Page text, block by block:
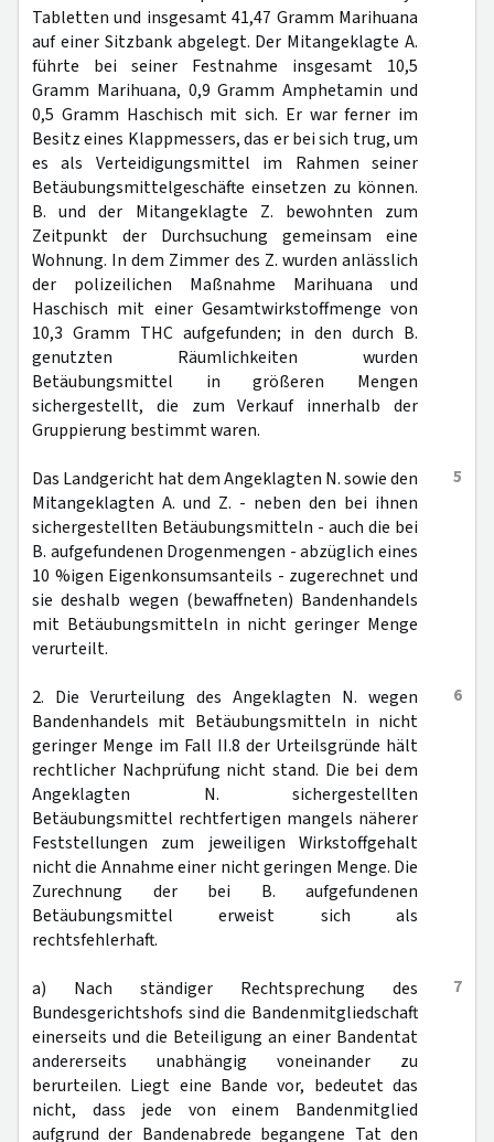
Tabletten und insgesamt 41,47 Gramm Marihuana
auf einer Sitzbank abgelegt. Der Mitangeklagte A.
führte bei seiner Festnahme insgesamt 10,5
Gramm Marihuana, 0,9 Gramm Amphetamin und
0,5 Gramm Haschisch mit sich. Er war ferner im
Besitz eines Klappmessers, das er bei sich trug, um
es als Verteidigungsmittel im Rahmen seiner
Betäubungsmittelgeschäfte einsetzen zu können.
B. und der Mitangeklagte Z. bewohnten zum
Zeitpunkt der Durchsuchung gemeinsam eine
Wohnung. In dem Zimmer des Z. wurden anlässlich
der polizeilichen Maßnahme Marihuana und
Haschisch mit einer Gesamtwirkstoffmenge von
10,3 Gramm THC aufgefunden; in den durch B.
genutzten Räumlichkeiten wurden
Betäubungsmittel in größeren Mengen
sichergestellt, die zum Verkauf innerhalb der
Gruppierung bestimmt waren.
5
Das Landgericht hat dem Angeklagten N. sowie den
Mitangeklagten A. und Z. - neben den bei ihnen
sichergestellten Betäubungsmitteln - auch die bei
B. aufgefundenen Drogenmengen - abzüglich eines
10 %igen Eigenkonsumsanteils - zugerechnet und
sie deshalb wegen (bewaffneten) Bandenhandels
mit Betäubungsmitteln in nicht geringer Menge
verurteilt.
6
2. Die Verurteilung des Angeklagten N. wegen
Bandenhandels mit Betäubungsmitteln in nicht
geringer Menge im Fall II.8 der Urteilsgründe hält
rechtlicher Nachprüfung nicht stand. Die bei dem
Angeklagten N. sichergestellten
Betäubungsmittel rechtfertigen mangels näherer
Feststellungen zum jeweiligen Wirkstoffgehalt
nicht die Annahme einer nicht geringen Menge. Die
Zurechnung der bei B. aufgefundenen
Betäubungsmittel erweist sich als
rechtsfehlerhaft.
7
a) Nach ständiger Rechtsprechung des
Bundesgerichtshofs sind die Bandenmitgliedschaft
einerseits und die Beteiligung an einer Bandentat
andererseits unabhängig voneinander zu
berurteilen. Liegt eine Bande vor, bedeutet das
nicht, dass jede von einem Bandenmitglied
aufgrund der Bandenabrede begangene Tat den